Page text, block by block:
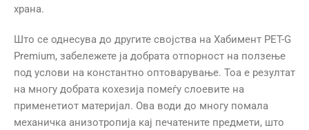
храна.
Што се однесува до другите својства на Хабимент PET-G
Premium, забележете ја добрата отпорност на ползење
под услови на константно оптоварување. Тоа е резултат
на многу добрата кохезија помеѓу слоевите на
применетиот материјал. Ова води до многу помала
механичка анизотропија кај печатените предмети, што